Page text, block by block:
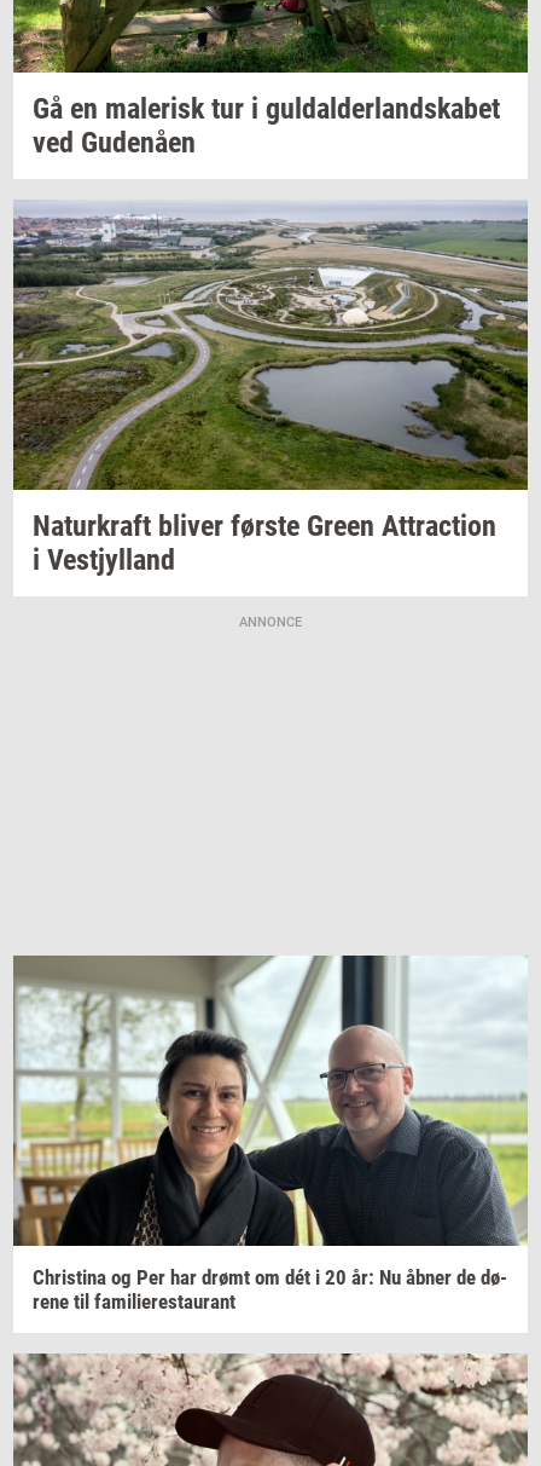
Gå en ma­le­risktur i gul­dal­der­land­ska­bet
ved Gu­denå­en
Na­tur­kraft bli­ver før­ste Green At­tra­ction
i Ve­stjyl­land
ANNONCE
Chri­sti­na og Per har drømt om dét i 20 år: Nu åbner de dø­
re­ne til fa­mi­li­e­re­stau­rant